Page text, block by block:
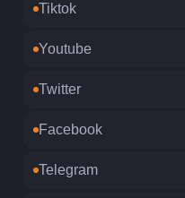
Tiktok
Youtube
Twitter
Facebook
Telegram